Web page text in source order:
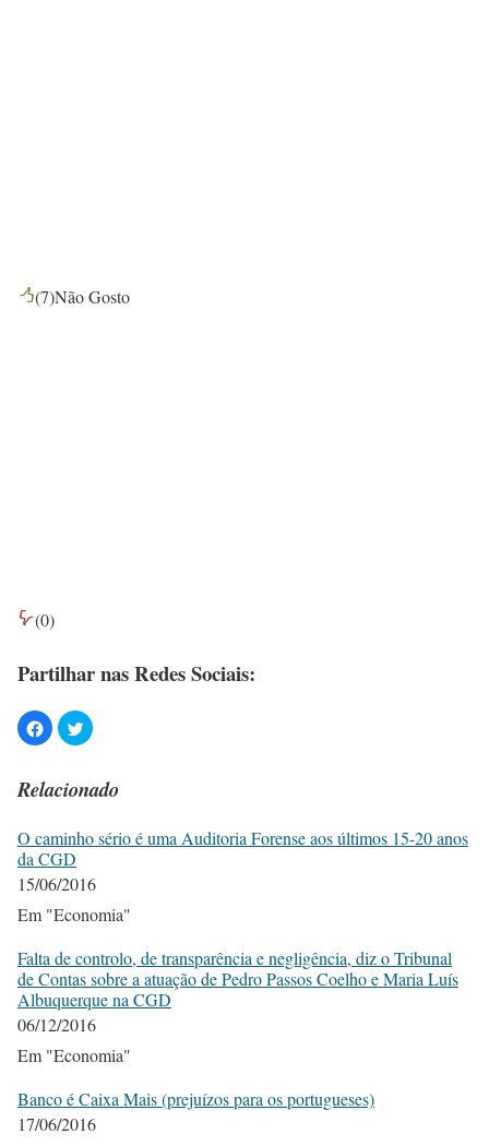
(7)Não Gosto
(0)
Partilhar nas Redes Sociais:
Relacionado
O caminho sério é uma Auditoria Forense aos últimos 15-20 anos
da CGD
15/06/2016
Em "Economia"
Falta de controlo, de transparência e negligência, diz o Tribunal
de Contas sobre a atuação de Pedro Passos Coelho e Maria Luís
Albuquerque na CGD
06/12/2016
Em "Economia"
Banco é Caixa Mais (prejuízos para os portugueses)
17/06/2016